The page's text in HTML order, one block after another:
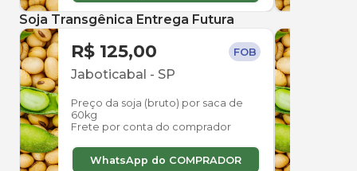
Soja Transgênica Entrega Futura
R$ 125,00 FOB
Jaboticabal - SP
Preço da soja (bruto) por saca de
60kg
Frete por conta do comprador
WhatsApp do COMPRADOR